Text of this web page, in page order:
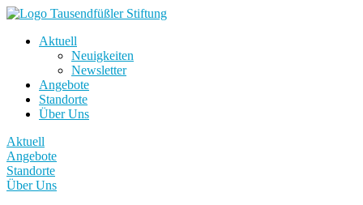
Aktuell
Neuigkeiten
Newsletter
Angebote
Standorte
Über Uns
Aktuell
Angebote
Standorte
Über Uns